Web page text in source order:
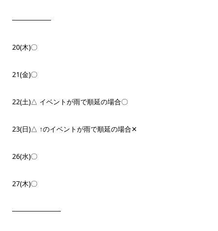
────────
20(木)〇
21(金)〇
22(土)‪△ イベントが雨で順延の場合〇
23(日)△ ↑のイベントが雨で順延の場合‪✕‬
26(水)〇
27(木)〇
──────────